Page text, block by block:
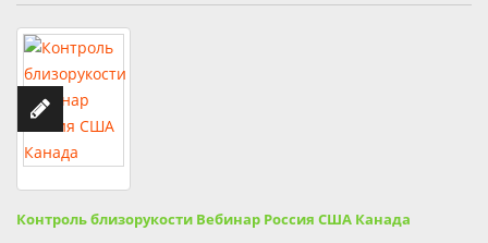
Контроль близорукости Вебинар Россия США Канада